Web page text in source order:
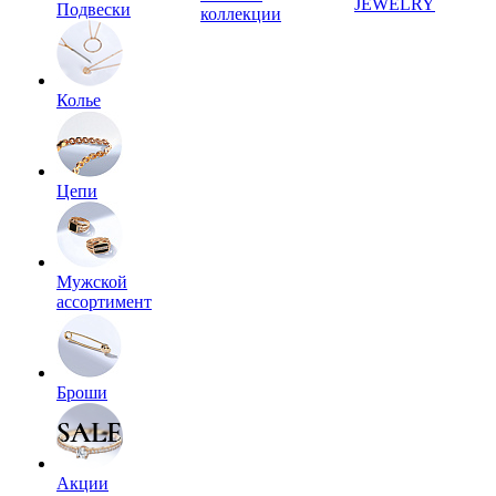
Подвески
Колье
Цепи
Мужской
ассортимент
Броши
Акции
коллекции
JEWELRY